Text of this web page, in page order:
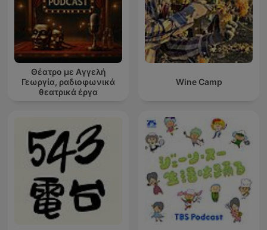
Θέατρο με Αγγελή
Γεωργία, ραδιοφωνικά
θεατρικά έργα
Wine Camp